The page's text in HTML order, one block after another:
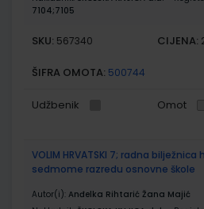
7104;7105
SKU: 567340 CIJENA:
ŠIFRA OMOTA: 500744
Udžbenik Omot
VOLIM HRVATSKI 7; radna
sedmome razredu osnovne škole
Autor(i): Anđelka Rihtarić Žana Majić